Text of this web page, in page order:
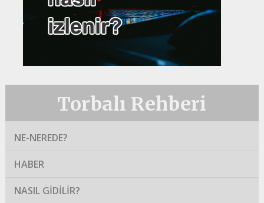
Torbalı Rehberi
NE-NEREDE?
HABER
NASIL GIDILIR?